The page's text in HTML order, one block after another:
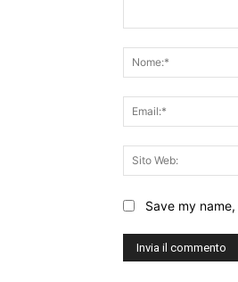
Save my